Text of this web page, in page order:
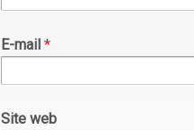
E-mail *
Site web